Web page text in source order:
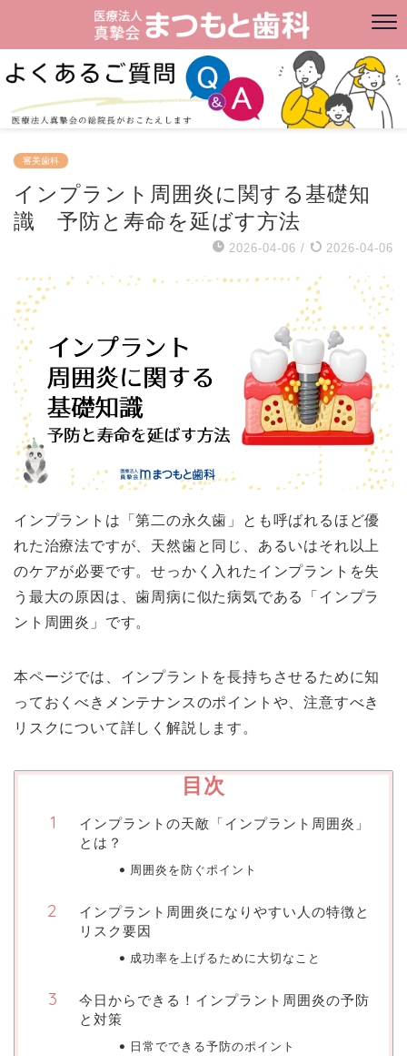
審美歯科
インプラント周囲炎に関する基礎知
識 予防と寿命を延ばす方法
2026-04-06 / 2026-04-06
インプラントは「第二の永久歯」とも呼ばれるほど優
れた治療法ですが、天然歯と同じ、あるいはそれ以上
のケアが必要です。せっかく入れたインプラントを失
う最大の原因は、歯周病に似た病気である「インプラ
ント周囲炎」です。
本ページでは、インプラントを長持ちさせるために知
っておくべきメンテナンスのポイントや、注意すべき
リスクについて詳しく解説します。
目次
インプラントの天敵「インプラント周囲炎」
とは？
周囲炎を防ぐポイント
インプラント周囲炎になりやすい人の特徴と
リスク要因
成功率を上げるために大切なこと
今日からできる！インプラント周囲炎の予防
と対策
日常でできる予防のポイント